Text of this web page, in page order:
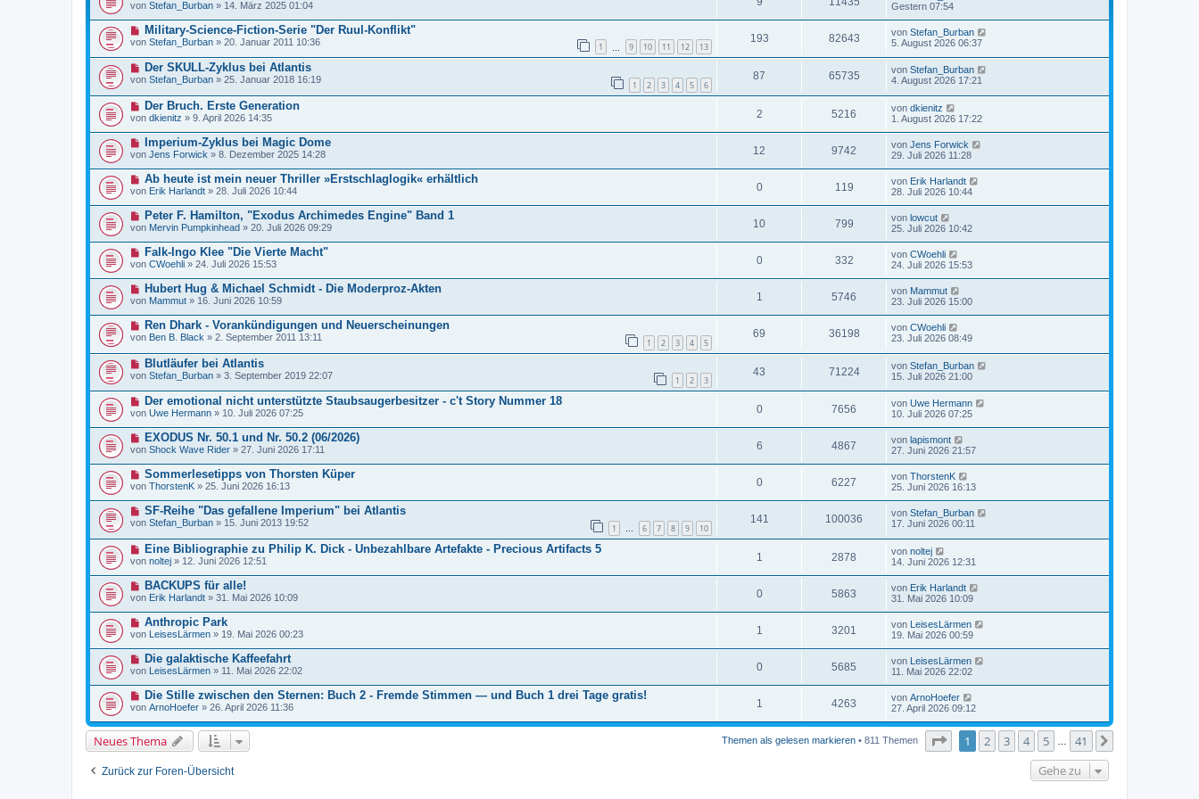
von Stefan_Burban » 14. März 2025 01:04
Gestern 07:54
Military-Science-Fiction-Serie "Der Ruul-Konflikt"
von Stefan_Burban » 20. Januar 2011 10:36 1 9 10 11 12 13
193 82643 von Stefan_Burban
5. August 2026 06:37
Der SKULL-Zyklus bei Atlantis
von Stefan_Burban » 25. Januar 2018 16:19 1 2 3 4 5 6
87 65735 von Stefan_Burban
4. August 2026 17:21
Der Bruch. Erste Generation
von dkienitz » 9. April 2026 14:35 2 5216 von dkienitz
1. August 2026 17:22
Imperium-Zyklus bei Magic Dome
von Jens Forwick » 8. Dezember 2025 14:28 12 9742 von Jens Forwick
29. Juli 2026 11:28
Ab heute ist mein neuer Thriller »Erstschlaglogik« erhältlich
von Erik Harlandt » 28. Juli 2026 10:44 0 119 von Erik Harlandt
28. Juli 2026 10:44
Peter F. Hamilton, "Exodus Archimedes Engine" Band 1
von Mervin Pumpkinhead » 20. Juli 2026 09:29 10 799 von lowcut
25. Juli 2026 10:42
Falk-Ingo Klee "Die Vierte Macht"
von CWoehli » 24. Juli 2026 15:53 0 332 von CWoehli
24. Juli 2026 15:53
Hubert Hug & Michael Schmidt - Die Moderproz-Akten
von Mammut » 16. Juni 2026 10:59 1 5746 von Mammut
23. Juli 2026 15:00
Ren Dhark - Vorankündigungen und Neuerscheinungen
von Ben B. Black » 2. September 2011 13:11 1 2 3 4 5
69 36198 von CWoehli
23. Juli 2026 08:49
Blutläufer bei Atlantis
von Stefan_Burban » 3. September 2019 22:07 1 2 3
43 71224 von Stefan_Burban
15. Juli 2026 21:00
Der emotional nicht unterstützte Staubsaugerbesitzer - c't Story Nummer 18
von Uwe Hermann » 10. Juli 2026 07:25 0 7656 von Uwe Hermann
10. Juli 2026 07:25
EXODUS Nr. 50.1 und Nr. 50.2 (06/2026)
von Shock Wave Rider » 27. Juni 2026 17:11 6 4867 von lapismont
27. Juni 2026 21:57
Sommerlesetipps von Thorsten Küper
von ThorstenK » 25. Juni 2026 16:13 0 6227 von ThorstenK
25. Juni 2026 16:13
SF-Reihe "Das gefallene Imperium" bei Atlantis
von Stefan_Burban » 15. Juni 2013 19:52 1 … 6 7 8 9 10
141 100036 von Stefan_Burban
17. Juni 2026 00:11
Eine Bibliographie zu Philip K. Dick - Unbezahlbare Artefakte - Precious Artifacts 5
von noltej » 12. Juni 2026 12:51 1 2878 von noltej
14. Juni 2026 12:31
BACKUPS für alle!
von Erik Harlandt » 31. Mai 2026 10:09 0 5863 von Erik Harlandt
31. Mai 2026 10:09
Anthropic Park
von LeisesLärmen » 19. Mai 2026 00:23 1 3201 von LeisesLärmen
19. Mai 2026 00:59
Die galaktische Kaffeefahrt
von LeisesLärmen » 11. Mai 2026 22:02 0 5685 von LeisesLärmen
11. Mai 2026 22:02
Die Stille zwischen den Sternen: Buch 2 - Fremde Stimmen — und Buch 1 drei Tage gratis!
von ArnoHoefer » 26. April 2026 11:36 1 4263 von ArnoHoefer
27. April 2026 09:12
Neues Thema Themen als gelesen markieren • 811 Themen Seite von41
1 2 3 4 5 41
Zurück zur Foren-Übersicht Gehe zu